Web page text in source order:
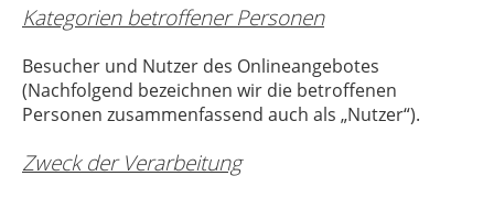
Kategorien betroffener Personen
Besucher und Nutzer des Onlineangebotes
(Nachfolgend bezeichnen wir die betroffenen
Personen zusammenfassend auch als „Nutzer“).
Zweck der Verarbeitung